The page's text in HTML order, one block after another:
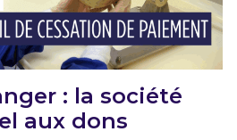
: la société
aux dons